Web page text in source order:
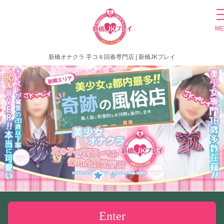
新橋オナクラ 手コキ回春専門店 | 新橋JKプレイ
Enter